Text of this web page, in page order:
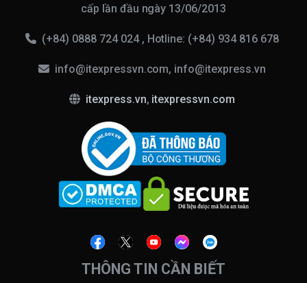
cấp lần đầu ngày 13/06/2013
(+84) 0888 724 024 , Hotline: (+84) 934 816 678
info@itexpressvn.com, info@itexpress.vn
itexpress.vn, itexpressvn.com
THÔNG TIN CẦN BIẾT